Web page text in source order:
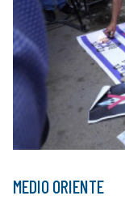
MEDIO ORIENTE